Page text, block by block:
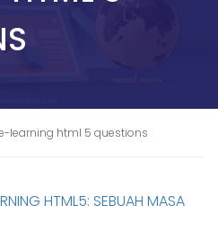
learning html 5 questions